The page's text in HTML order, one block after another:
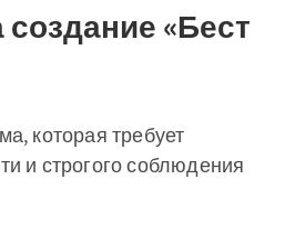
«Бест
которая требует
и строгого соблюдения